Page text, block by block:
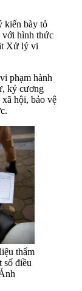
kiến bày tỏ
với hình thức
Xử lý vi
phạm hành
kỷ cương
hội, bảo vệ
thẩm
số điều